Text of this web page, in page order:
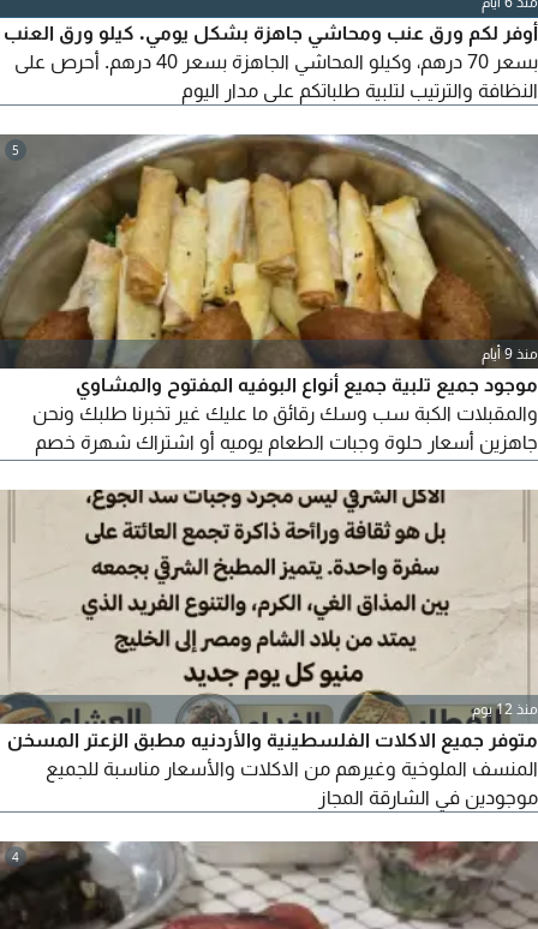
أوفر لكم ورق عنب ومحاشي جاهزة بشكل يومي. كيلو ورق العنب
بسعر 70 درهم، وكيلو المحاشي الجاهزة بسعر 40 درهم. أحرص على
النظافة والترتيب لتلبية طلباتكم على مدار اليوم
5
منذ 9 أيام
موجود جميع تلبية جميع أنواع البوفيه المفتوح والمشاوي
والمقبلات الكبة سب وسك رقائق ما عليك غير تخبرنا طلبك ونحن
جاهزين أسعار حلوة وجبات الطعام يوميه أو اشتراك شهرة خصم
منذ 12 يوم
متوفر جميع الاكلات الفلسطينية والأردنيه مطبق الزعتر المسخن
المنسف الملوخية وغيرهم من الاكلات والأسعار مناسبة للجميع
موجودين في الشارقة المجاز
4